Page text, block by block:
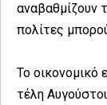
αναβαθμίζουν
πολίτες
Το οικονομικό
τέλη